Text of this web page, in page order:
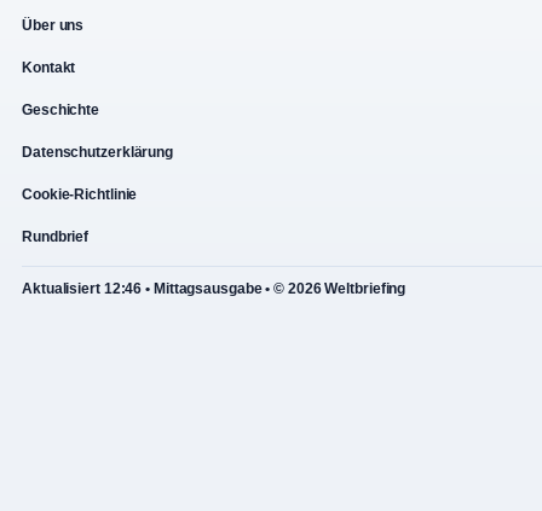
Über uns
Kontakt
Geschichte
Datenschutzerklärung
Cookie-Richtlinie
Rundbrief
Aktualisiert 12:46 • Mittagsausgabe • © 2026 Weltbriefing